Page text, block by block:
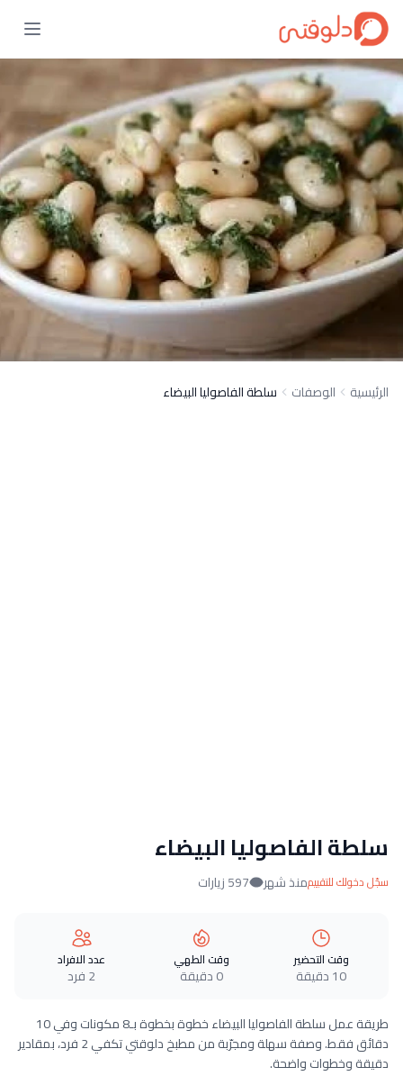
الرئيسية الوصفات سلطة الفاصوليا البيضاء
سلطة الفاصوليا البيضاء
سجّل دخولك للتقييممنذ شهر 597 زيارات
وقت التحضير
10 دقيقة
وقت الطهي
0 دقيقة
عدد الافراد
2 فرد
طريقة عمل سلطة الفاصوليا البيضاء خطوة بخطوة بـ8 مكونات وفي 10
دقائق فقط. وصفة سهلة ومجرّبة من مطبخ دلوقتي تكفي 2 فرد، بمقادير
دقيقة وخطوات واضحة.